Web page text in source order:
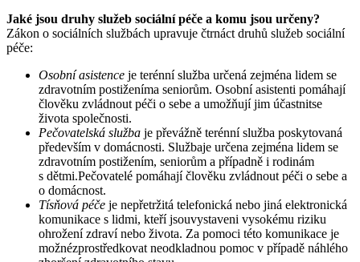
Jaké jsou druhy služeb sociální péče a komu jsou určeny?
Zákon o sociálních službách upravuje čtrnáct druhů služeb sociální
péče:
Osobní asistence je terénní služba určená zejména lidem se
zdravotním postiženíma seniorům. Osobní asistenti pomáhají
člověku zvládnout péči o sebe a umožňují jim účastnitse
života společnosti.
Pečovatelská služba je převážně terénní služba poskytovaná
především v domácnosti. Službaje určena zejména lidem se
zdravotním postižením, seniorům a případně i rodinám
s dětmi.Pečovatelé pomáhají člověku zvládnout péči o sebe a
o domácnost.
Tísňová péče je nepřetržitá telefonická nebo jiná elektronická
komunikace s lidmi, kteří jsouvystaveni vysokému riziku
ohrožení zdraví nebo života. Za pomoci této komunikace je
možnézprostředkovat neodkladnou pomoc v případě náhlého